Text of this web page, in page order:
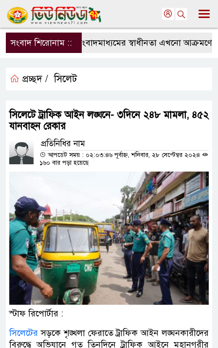
সংবাদ শিরোনাম ::সংবাদমাধ্যমের স্বাধীনতা এখনো আক্রমণের
প্রচ্ছদ / সিলেট
সিলেটে ট্রাফিক আইন লঙ্ঘনে- ৩দিনে ২৪৮ মামলা, ৪৫২
যানবাহন রেকার
প্রতিনিধির নাম
আপডেট সময় : ০২:০৩:৪৬ পূর্বাহ্ন, শনিবার, ২৮ সেপ্টেম্বর ২০২৪
১৬০ বার পড়া হয়েছে
স্টাফ রিপোর্টার :
সিলেটের সড়কে শৃঙ্খলা ফেরাতে ট্রাফিক আইন লঙ্ঘনকারীদের
বিরুদ্ধে অভিযানে গত তিনদিনে ট্রাফিক আইনে মহানগরীর